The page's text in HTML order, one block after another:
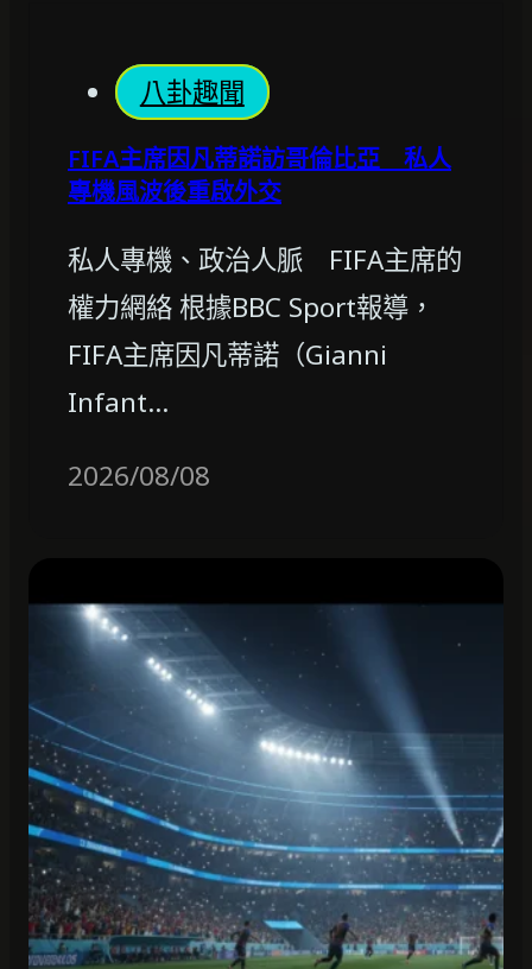
八卦趣聞
FIFA主席因凡蒂諾訪哥倫比亞 私人
專機風波後重啟外交
私人專機、政治人脈 FIFA主席的
權力網絡 根據BBC Sport報導，
FIFA主席因凡蒂諾（Gianni
Infant…
2026/08/08